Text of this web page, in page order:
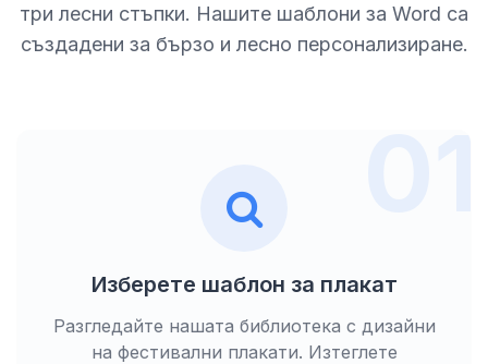
три лесни стъпки. Нашите шаблони за Word са
създадени за бързо и лесно персонализиране.
01
Изберете шаблон за плакат
Разгледайте нашата библиотека с дизайни
на фестивални плакати. Изтеглете